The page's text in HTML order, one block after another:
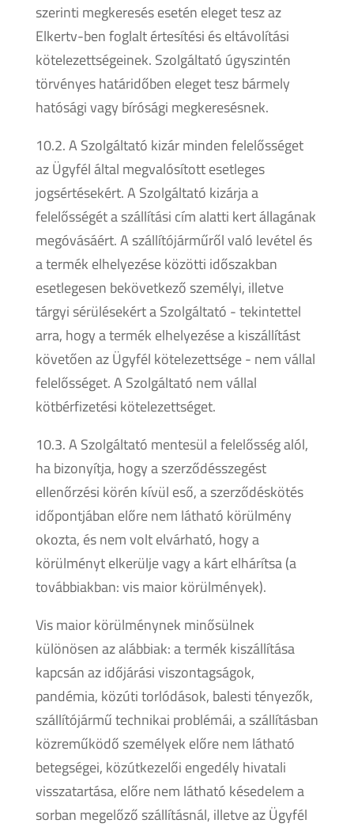
szerinti megkeresés esetén eleget tesz az
Elkertv-ben foglalt értesítési és eltávolítási
kötelezettségeinek. Szolgáltató úgyszintén
törvényes határidőben eleget tesz bármely
hatósági vagy bírósági megkeresésnek.
10.2. A Szolgáltató kizár minden felelősséget
az Ügyfél által megvalósított esetleges
jogsértésekért. A Szolgáltató kizárja a
felelősségét a szállítási cím alatti kert állagának
megóvásáért. A szállítójárműről való levétel és
a termék elhelyezése közötti időszakban
esetlegesen bekövetkező személyi, illetve
tárgyi sérülésekért a Szolgáltató - tekintettel
arra, hogy a termék elhelyezése a kiszállítást
követően az Ügyfél kötelezettsége - nem vállal
felelősséget. A Szolgáltató nem vállal
kötbérfizetési kötelezettséget.
10.3. A Szolgáltató mentesül a felelősség alól,
ha bizonyítja, hogy a szerződésszegést
ellenőrzési körén kívül eső, a szerződéskötés
időpontjában előre nem látható körülmény
okozta, és nem volt elvárható, hogy a
körülményt elkerülje vagy a kárt elhárítsa (a
továbbiakban: vis maior körülmények).
Vis maior körülménynek minősülnek
különösen az alábbiak: a termék kiszállítása
kapcsán az időjárási viszontagságok,
pandémia, közúti torlódások, balesti tényezők,
szállítójármű technikai problémái, a szállításban
közreműködő személyek előre nem látható
betegségei, közútkezelői engedély hivatali
visszatartása, előre nem látható késedelem a
sorban megelőző szállításnál, illetve az Ügyfél